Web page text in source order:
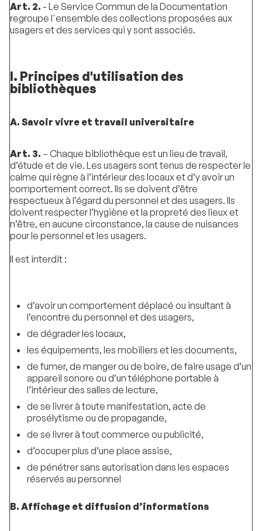
Art. 2. - Le Service Commun de la Documentation
regroupe l'ensemble des collections proposées aux
usagers et des services qui y sont associés.
I. Principes d'utilisation des
bibliothèques
A. Savoir vivre et travail universitaire
Art. 3. – Chaque bibliothèque est un lieu de travail,
d’étude et de vie. Les usagers sont tenus de respecter le
calme qui règne à l’intérieur des locaux et d’y avoir un
comportement correct. Ils se doivent d’être
respectueux à l’égard du personnel et des usagers. Ils
doivent respecter l’hygiène et la propreté des lieux et
n’être, en aucune circonstance, la cause de nuisances
pour le personnel et les usagers.
Il est interdit :
d’avoir un comportement déplacé ou insultant à
l’encontre du personnel et des usagers,
de dégrader les locaux,
les équipements, les mobiliers et les documents,
de fumer, de manger ou de boire, de faire usage d’un
appareil sonore ou d’un téléphone portable à
l’intérieur des salles de lecture,
de se livrer à toute manifestation, acte de
prosélytisme ou de propagande,
de se livrer à tout commerce ou publicité,
d’occuper plus d’une place assise,
de pénétrer sans autorisation dans les espaces
réservés au personnel
B. Affichage et diffusion d’informations